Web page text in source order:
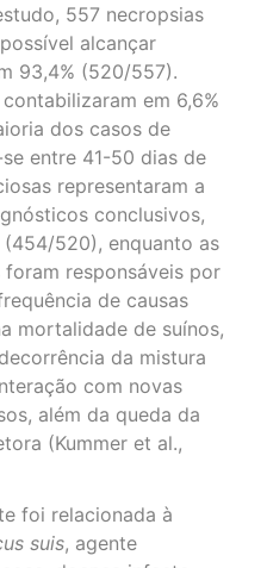
557 necropsias
alcançar
93,4% (520/557).
em 6,6%
dos casos de
entre 41-50 dias de
representaram a
conclusivos,
520), enquanto as
responsáveis por
de causas
mortalidade de suínos,
da mistura
com novas
além da queda da
(Kummer et al.,
foi relacionada à
suis, agente